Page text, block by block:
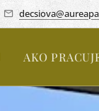
AKO